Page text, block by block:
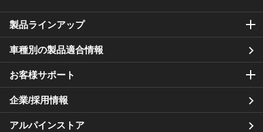
製品ラインアップ
車種別の製品適合情報
お客様サポート
企業/採用情報
アルパインストア